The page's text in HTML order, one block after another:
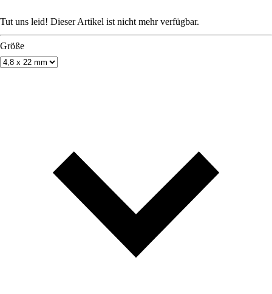
Tut uns leid! Dieser Artikel ist nicht mehr verfügbar.
Größe